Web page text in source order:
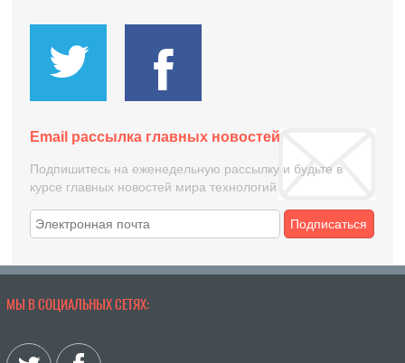
Email рассылка главных новостей
Подпишитесь на еженедельную рассылку и будьте в
курсе главных новостей мира технологий
Подписаться
МЫ В СОЦИАЛЬНЫХ СЕТЯХ: